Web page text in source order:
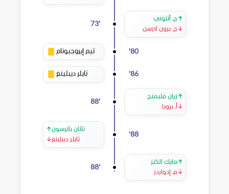
↑ ج. أنتوني
↓ ج. برون لارسن
73'
80
' تيم إيروجبونام
86
' تايلر ديبلينغ
↑ زيان فليمنج
↓ أ. برويا
88'
88
'
↑ناثان باترسون
↓تايلر ديبلينغ
↑مايك الكنز
↓م. إدواردز
88'